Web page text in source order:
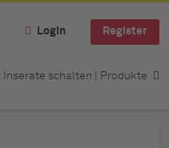
Login Register
Inserate schalten | Produkte